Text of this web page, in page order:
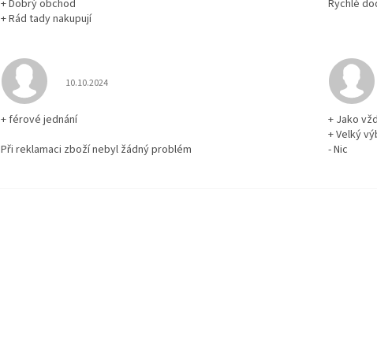
+ Dobrý obchod
+ Rád tady nakupují
Rychlé
Hodnocení obchodu je 5 z 5 hvězdiček.
10.10.2024
+ férové jednání
Při reklamaci zboží nebyl žádný problém
+ Jako
+ Velký
- Nic